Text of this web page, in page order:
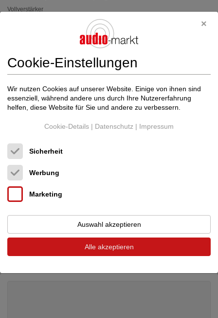
Vollverstärker
Digital Streamer
Cookie-Einstellungen
Wir nutzen Cookies auf unserer Website. Einige von ihnen sind
essenziell, während andere uns durch Ihre Nutzererfahrung
helfen, diese Website für Sie und andere zu verbessern.
Cookie-Details | Datenschutz | Impressum
Sicherheit
Werbung
Marketing
Auswahl akzeptieren
Alle akzeptieren